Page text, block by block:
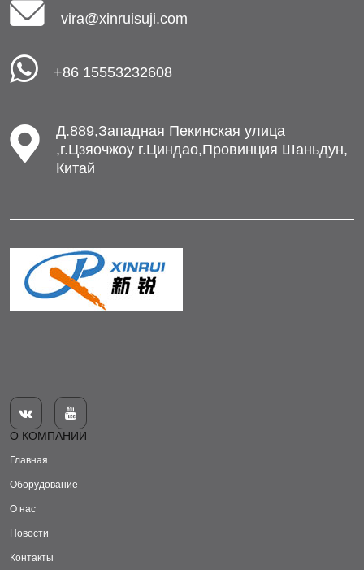
vira@xinruisuji.com
+86 15553232608
Д.889,Западная Пекинская улица
,г.Цзяочжоу г.Циндао,Провинция Шаньдун,
Китай


О КОМПАНИИ
Главная
Оборудование
О нас
Новости
Контакты